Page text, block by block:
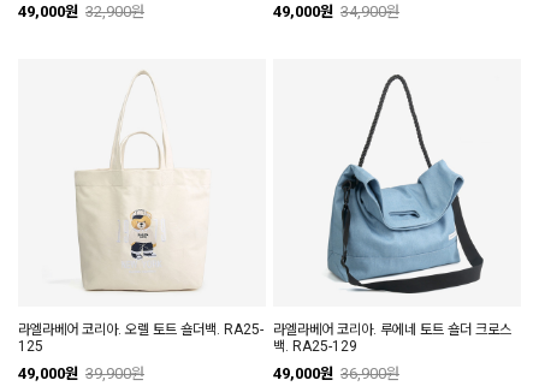
49,000원 32,900원 49,000원 34,900원
라엘라베어 코리아. 오렐 토트 숄더백. RA25-
125
49,000원 39,900원
라엘라베어 코리아. 루에네 토트 숄더 크로스
백. RA25-129
49,000원 36,900원